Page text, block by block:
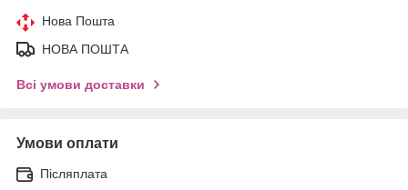
Нова Пошта
НОВА ПОШТА
Всі умови доставки
Умови оплати
Післяплата